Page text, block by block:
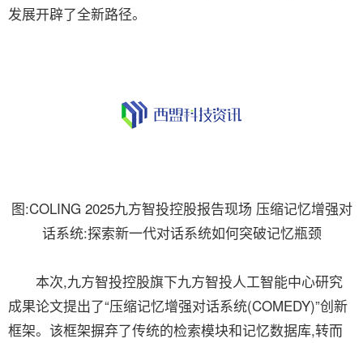
发展开辟了全新路径。
图:COLING 2025九方智投控股报告现场 压缩记忆增强对
话系统:探索新一代对话系统如何突破记忆瓶颈
本次,九方智投控股旗下九方智投人工智能中心研究
成果论文提出了“压缩记忆增强对话系统(COMEDY)”创新
框架。该框架摒弃了传统的检索模块和记忆数据库,转而